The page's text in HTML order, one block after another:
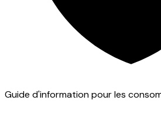
Guide d'information pour les